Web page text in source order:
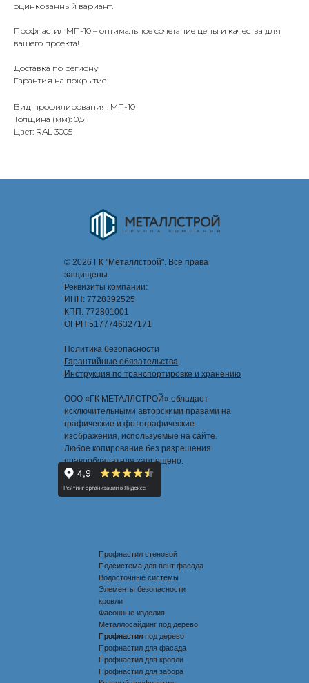
оцинкованный вариант.
Профнастил МП-10 – оптимальное сочетание цены и качества для
вашего проекта!
Доставка по региону
Гарантия на покрытие
Вид профилирования: МП-10
Толщина (мм): 0,5
Цвет: RAL 3005
© 2026 ГК "Металлстрой". Все права
защищены.
Реквизиты компании:
ИНН: 7728392525
КПП: 772801001
ОГРН 5177746327171
Политика безопасности
Гарантийные обязательства
Инструкция по транспортировке и хранению
ООО «ГК МЕТАЛЛСТРОЙ» обладает
исключительными авторскими правами на
графические и фотографические
изображения, используемые на сайте.
Любое копирование без разрешения
правообладателя запрещено.
Профнастил стеновой
Подсистема для вент фасада
Водосточные системы
Элементы безопасности
кровли
Фасонные изделия
Металлосайдинг под дерево
Профнастил под дерево
Профнастил
Профнастил для фасада
Профнастил для кровли
Профнастил для забора